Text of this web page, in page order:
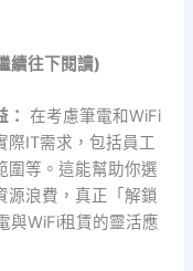
續往下閱讀)
在考慮筆電和WiFi
際IT需求，包括員工
圍等。這能幫助你選
源浪費，真正「解鎖
與WiFi租賃的靈活應